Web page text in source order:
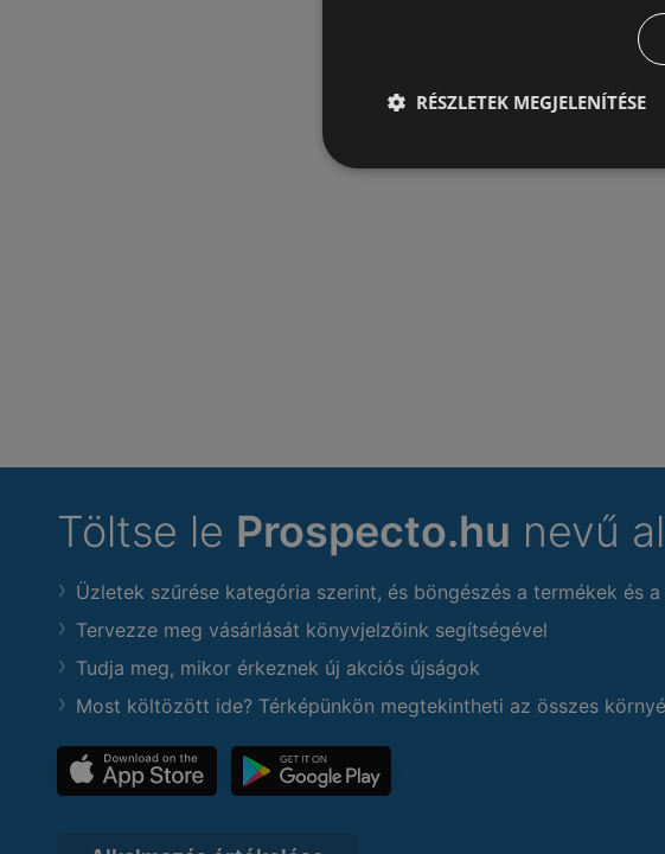
Töltse le Prospecto.hu nevű
Üzletek szűrése kategória szerint, és böngészés a termékek és
Tervezze meg vásárlását könyvjelzőink segítségével
Tudja meg, mikor érkeznek új akciós újságok
Most költözött ide? Térképünkön megtekintheti az összes
RÉSZLETEK MEGJELENÍTÉSE